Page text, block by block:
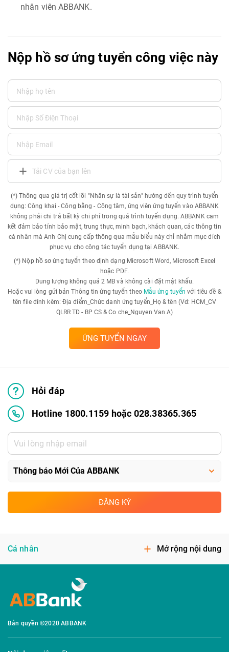
nhân viên ABBANK.
Nộp hồ sơ ứng tuyển công việc này
Tải CV của bạn lên
(*) Thông qua giá trị cốt lõi "Nhân sự là tài sản" hướng đến quy trình tuyển
dụng: Công khai - Công bằng - Công tâm, ứng viên ứng tuyển vào ABBANK
không phải chi trả bất kỳ chi phí trong quá trình tuyển dụng. ABBANK cam
kết đảm bảo tính bảo mật, trung thực, minh bạch, khách quan, các thông tin
cá nhân mà Anh Chị cung cấp thông qua mẫu biểu này chỉ nhằm mục đích
phục vụ cho công tác tuyển dụng tại ABBANK.
(*) Nộp hồ sơ ứng tuyển theo định dạng Microsoft Word, Microsoft Excel
hoặc PDF.
Dung lượng không quá 2 MB và không cài đặt mật khẩu.
Hoặc vui lòng gửi bản Thông tin ứng tuyển theo Mẫu ứng tuyển với tiêu đề &
tên file đính kèm: Địa điểm_Chức danh ứng tuyển_Họ & tên (Vd: HCM_CV
QLRR TD - BP CS & Co che_Nguyen Van A)
ỨNG TUYỂN NGAY
Hỏi đáp
Hotline 1800.1159 hoặc 028.38365.365
ĐĂNG KÝ
Cá nhân Mở rộng nội dung
Bản quyền ©2020 ABBANK